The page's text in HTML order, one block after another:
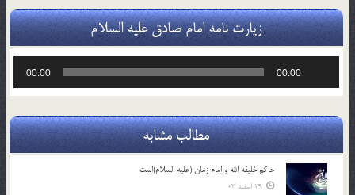
زیارت نامه امام صادق علیه السلام
00:00
00:00
مطالب مشابه
حاکم خليفه الله و امام زمان (علیه السلام)است
29 اسفند 03